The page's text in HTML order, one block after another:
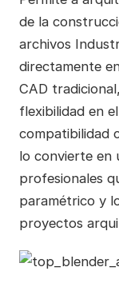
de la
archivos
directamente
CAD
flexibilidad en
compatibilidad
lo convierte en
profesionales
paramétrico y
proyectos